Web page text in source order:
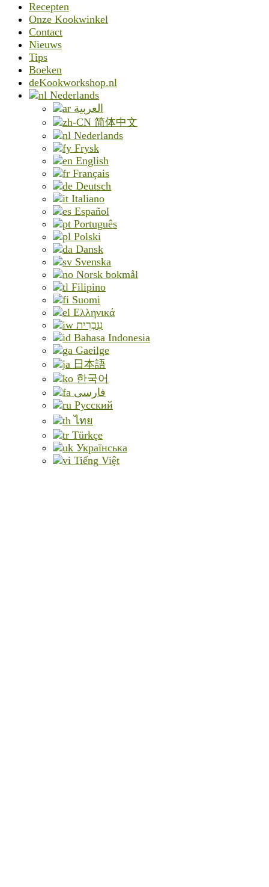
Recepten
Onze Kookwinkel
Contact
Nieuws
Tips
Boeken
deKookworkshop.nl
Nederlands
العربية
简体中文
Nederlands
Frysk
English
Français
Deutsch
Italiano
Español
Português
Polski
Dansk
Svenska
Norsk bokmål
Filipino
Suomi
Ελληνικά
עִבְרִית
Bahasa Indonesia
Gaeilge
日本語
한국어
فارسی
Русский
ไทย
Türkçe
Українська
Tiếng Việt